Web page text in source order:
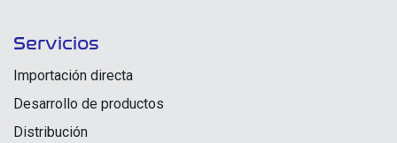
Servicios
Importación directa
Desarrollo de productos
Distribución